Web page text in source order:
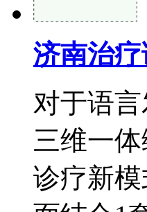
济南治
对于语
三维一
诊疗新